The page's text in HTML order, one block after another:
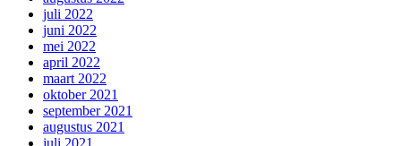
juli 2022
juni 2022
mei 2022
april 2022
maart 2022
oktober 2021
september 2021
augustus 2021
juli 2021